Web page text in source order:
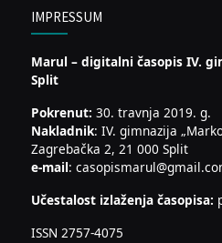
IMPRESSUM
Marul – digitalni časopis IV.
Split
Pokrenut: 30. travnja 2019. g.
Nakladnik: IV. gimnazija
Zagrebačka 2, 21 000 Split
e-mail:
Učestalost izlaženja časopisa:
ISSN 2757-4075